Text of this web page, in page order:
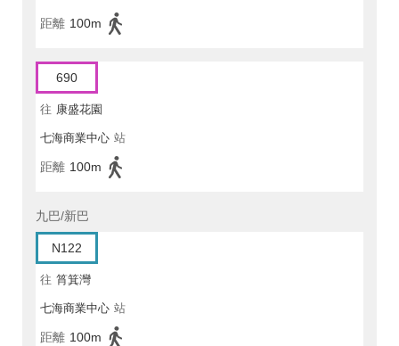
距離 100m
690
往 康盛花園
七海商業中心 站
距離 100m
九巴/新巴
N122
往 筲箕灣
七海商業中心 站
距離 100m